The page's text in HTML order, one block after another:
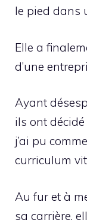
le pied dans
Elle a
d’une
Ayant
ils ont
j’ai pu
curriculum
Au fur et à
sa carrière,